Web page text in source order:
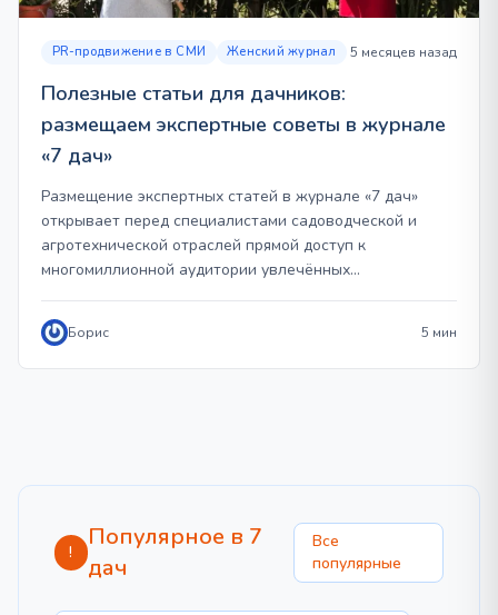
PR-продвижение в СМИ Женский журнал 5 месяцев назад
Полезные статьи для дачников:
размещаем экспертные советы в журнале
«7 дач»
Размещение экспертных статей в журнале «7 дач»
открывает перед специалистами садоводческой и
агротехнической отраслей прямой доступ к
многомиллионной аудитории увлечённых…
Борис 5 мин
!
Популярное в 7
дач
Все
популярные